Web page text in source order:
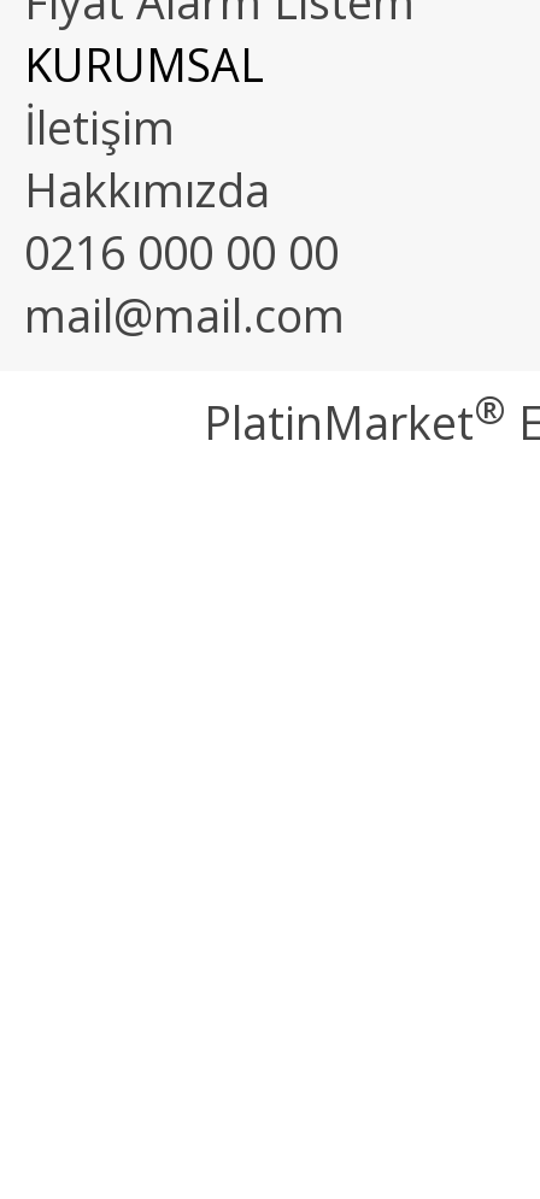
KURUMSAL
İletişim
Hakkımızda
0216 000 00 00
mail@mail.com
PlatinMarket®